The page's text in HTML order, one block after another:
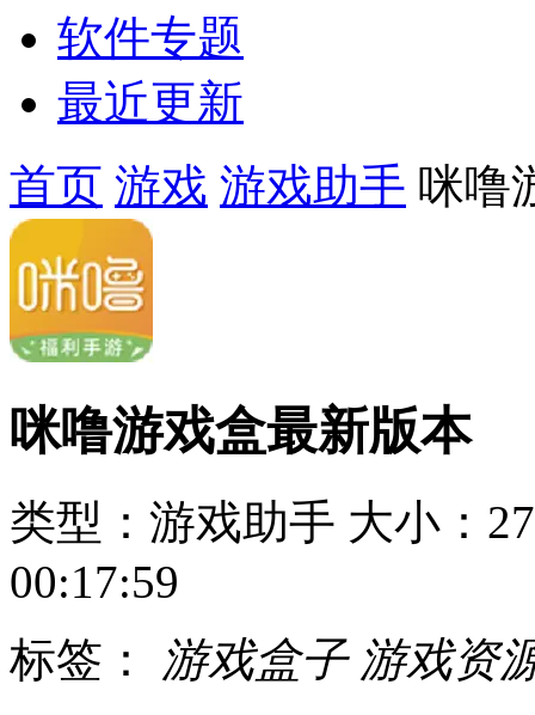
软件专题
最近更新
首页 游戏 游戏助手 咪噜
咪噜游戏盒最新版本
类型：游戏助手 大小：
00:17:59
标签： 游戏盒子 游戏资